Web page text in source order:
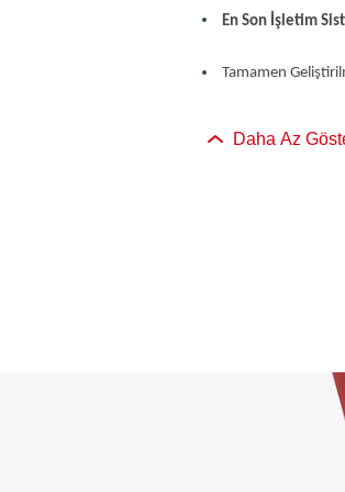
En Son İşletim
Tamamen
Daha Az